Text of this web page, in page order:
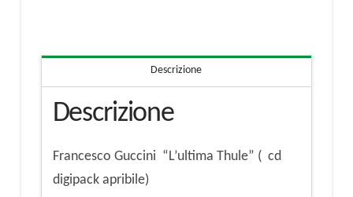
quantità
Descrizione
Descrizione
Francesco Guccini “L’ultima Thule” ( cd
digipack apribile)